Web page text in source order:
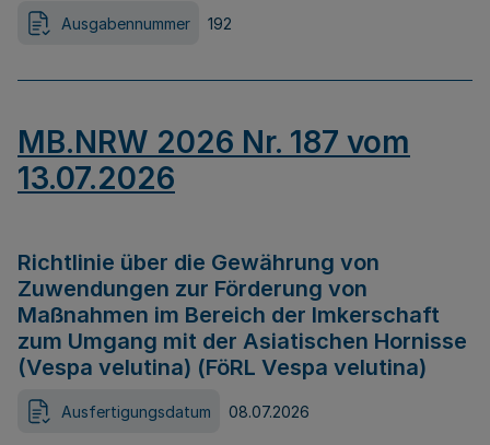
Ausgabennummer 192
MB.NRW 2026 Nr. 187 vom
13.07.2026
Richtlinie über die Gewährung von
Zuwendungen zur Förderung von
Maßnahmen im Bereich der Imkerschaft
zum Umgang mit der Asiatischen Hornisse
(Vespa velutina) (FöRL Vespa velutina)
Ausfertigungsdatum 08.07.2026